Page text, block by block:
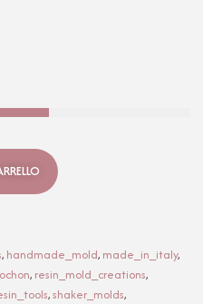
, handmade_mold, made_in_italy,
, resin_mold_creations,
,shaker_molds,